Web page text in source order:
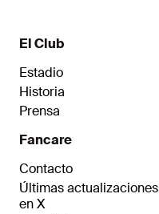
El Club
Estadio
Historia
Prensa
Fancare
Contacto
Últimas actualizaciones
en X